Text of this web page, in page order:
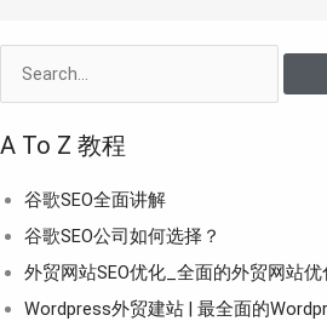
A To Z 教程
谷歌SEO全面讲解
谷歌SEO公司如何选择？
外贸网站SEO优化_全面的外贸网站优
Wordpress外贸建站 | 最全面的